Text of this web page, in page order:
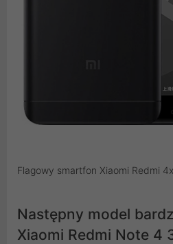
Flagowy smartfon Xiaomi Redmi 4x
Następny model
Xiaomi Redmi Note 4